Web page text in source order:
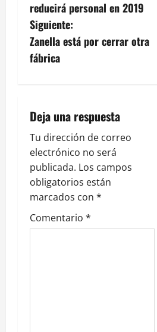
v
e
g
c
i
ó
n
d
e
reducirá personal en 2019
Siguiente:
Zanella está por cerrar otra
fábrica
Deja una respuesta
Tu dirección de correo
electrónico no será
publicada. Los campos
obligatorios están
marcados con *
Comentario *